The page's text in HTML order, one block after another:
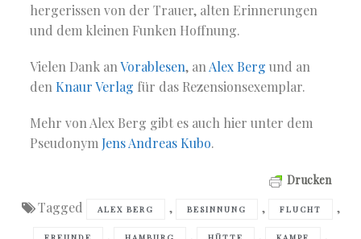
hergerissen von der Trauer, alten Erinnerungen
und dem kleinen Funken Hoffnung.
Vielen Dank anVorablesen, an Alex Berg und an
den Knaur Verlag für das Rezensionsexemplar.
Mehr von Alex Berg gibt es auch hier unter dem
Pseudonym Jens Andreas Kubo.
Drucken
Tagged ALEX BERG , BESINNUNG , FLUCHT ,